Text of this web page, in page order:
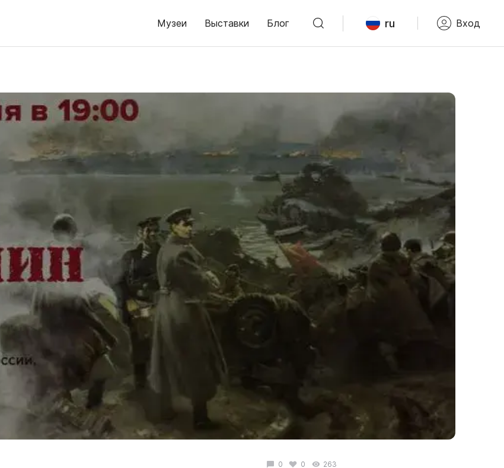
Музеи Выставки Блог ru Вход
0 0 263